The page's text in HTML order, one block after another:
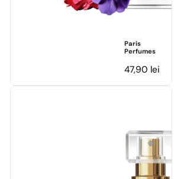
Paris
Perfumes
47,90 lei